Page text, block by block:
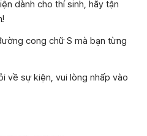
dành cho thí sinh, hãy tận
cong chữ S mà bạn từng
về sự kiện, vui lòng nhấp vào